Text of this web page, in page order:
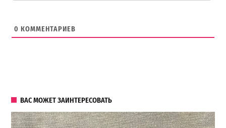
0 КОММЕНТАРИЕВ
ВАС МОЖЕТ ЗАИНТЕРЕСОВАТЬ